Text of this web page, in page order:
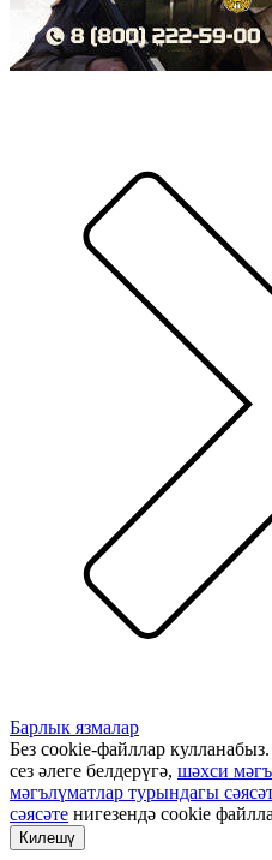
Барлык язмалар
Без cookie-файллар
сез әлеге белдерүгә, шәхси
мәгълүматлар турындагы
сәясәте нигезендә cookie
Килешү